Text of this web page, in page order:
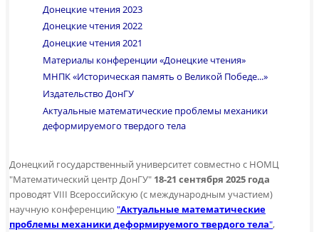
Донецкие чтения 2023
Донецкие чтения 2022
Донецкие чтения 2021
Материалы конференции «Донецкие чтения»
МНПК «Историческая память о Великой Победе...»
Издательство ДонГУ
Актуальные математические проблемы механики
деформируемого твердого тела
Донецкий государственный университет совместно с НОМЦ
"Математический центр ДонГУ" 18-21 сентября 2025 года
проводят VIII Всероссийскую (с международным участием)
научную конференцию "Актуальные математические
проблемы механики деформируемого твердого тела",